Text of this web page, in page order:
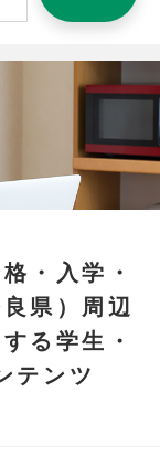
・入学・
県）周辺
る学生・
テンツ